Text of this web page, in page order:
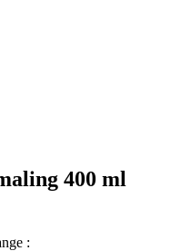
400 ml
: